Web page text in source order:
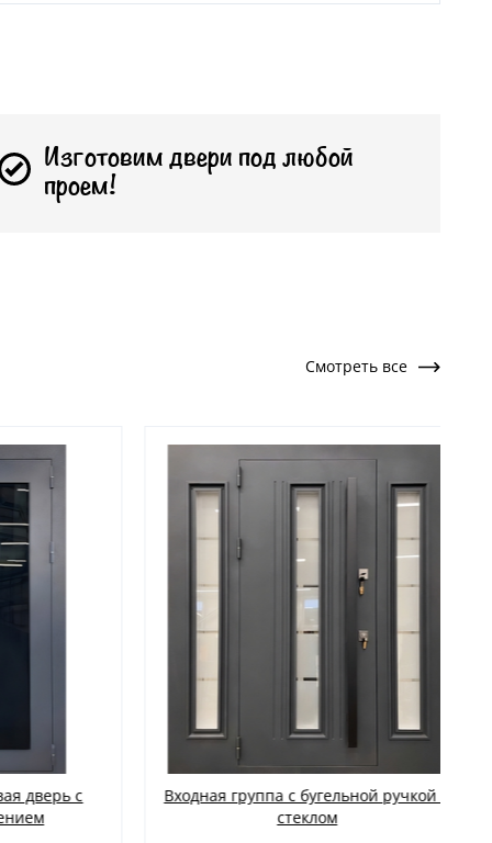
Изготовим двери под любой
проем!
Смотреть все
с
Входная группа с бугельной ручкой и
стеклом